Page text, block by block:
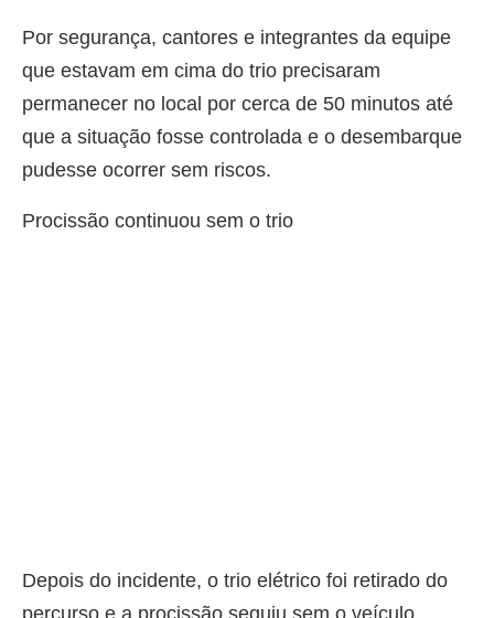
Por segurança, cantores e integrantes da equipe
que estavam em cima do trio precisaram
permanecer no local por cerca de 50 minutos até
que a situação fosse controlada e o desembarque
pudesse ocorrer sem riscos.
Procissão continuou sem o trio
Depois do incidente, o trio elétrico foi retirado do